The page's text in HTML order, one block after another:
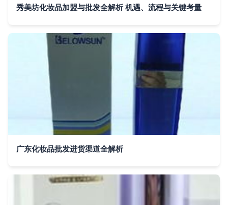
秀美坊化妆品加盟与批发全解析 机遇、流程与关键考量
广东化妆品批发进货渠道全解析